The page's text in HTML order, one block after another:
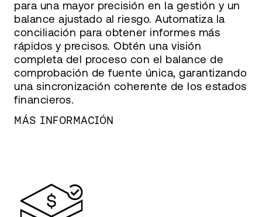
para una mayor precisión en la gestión y un
balance ajustado al riesgo. Automatiza la
conciliación para obtener informes más
rápidos y precisos. Obtén una visión
completa del proceso con el balance de
comprobación de fuente única, garantizando
una sincronización coherente de los estados
financieros.
MÁS INFORMACIÓN